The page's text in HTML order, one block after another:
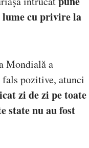
cu privire la
Mondială a
fals pozitive, atunci
zi de zi pe toate
state nu au fost